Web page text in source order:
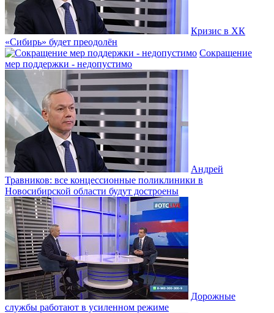
Кризис в ХК
«Сибирь» будет преодолён
Сокращение
мер поддержки - недопустимо
Андрей
Травников: все концессионные поликлиники в
Новосибирской области будут достроены
Дорожные
службы работают в усиленном режиме